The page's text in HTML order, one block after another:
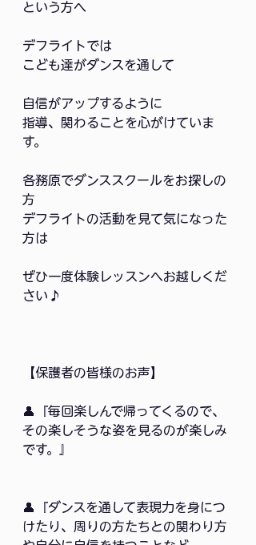
という方へ
デフライトでは
こども達がダンスを通して
自信がアップするように
指導、関わることを心がけていま
す。
各務原でダンススクールをお探しの
方
デフライトの活動を見て気になった
方は
ぜひ一度体験レッスンへお越しくだ
さい♪
【保護者の皆様のお声】
👤『毎回楽しんで帰ってくるので、
その楽しそうな姿を見るのが楽しみ
です。』
👤『ダンスを通して表現力を身につ
けたり、周りの方たちとの関わり方